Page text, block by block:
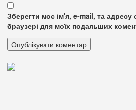
Зберегти моє ім'я, e-mail, та адресу
браузері для моїх подальших